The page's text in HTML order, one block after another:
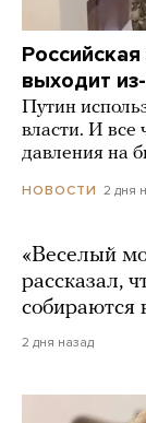
выходит
Путин
власти. И все
давления на
НОВОСТИ 2 дня
«Веселый
рассказал,
собираются
2 дня назад